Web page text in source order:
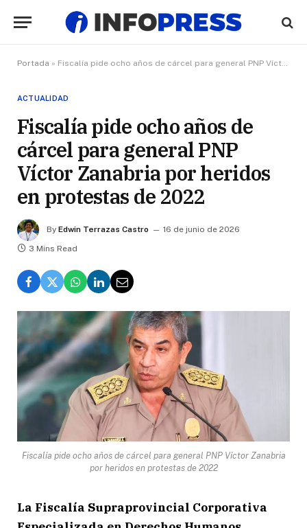
Portada » Fiscalía pide ocho años de cárcel para general PNP Víctor Zanabria por heridos en protestas de 2022
ACTUALIDAD
Fiscalía pide ocho años de
cárcel para general PNP
Víctor Zanabria por heridos
en protestas de 2022
By Edwin Terrazas Castro
16 de junio de 2026
3 Mins Read
Fiscalía pide ocho años de cárcel para general PNP Víctor Zanabria
por heridos en protestas de 2022
La Fiscalía Supraprovincial Corporativa